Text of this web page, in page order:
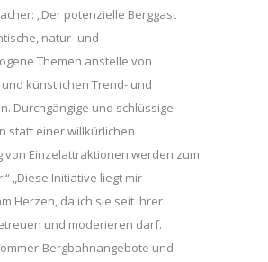
„Der potenzielle Berggast
natur- und
Themen anstelle von
künstlichen Trend- und
Durchgängige und schlüssige
statt einer willkürlichen
von Einzelattraktionen werden zum
„Diese Initiative liegt mir
Herzen, da ich sie seit ihrer
und moderieren darf.
Bergbahnangebote und